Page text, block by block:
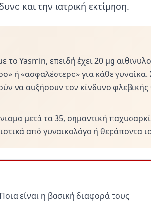
και την ιατρική εκτίμηση.
Yasmin, επειδή έχει 20 μg
ή «ασφαλέστερο» για κάθε
να αυξήσουν τον κίνδυνο
μετά τα 35, σημαντική
από γυναικολόγο ή θεράποντα
είναι η βασική διαφορά τους